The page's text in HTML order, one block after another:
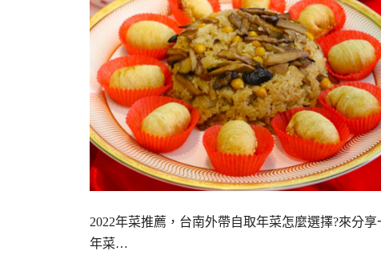
2022年菜推薦，台南外帶自取年菜怎麼選擇?來分
年菜…